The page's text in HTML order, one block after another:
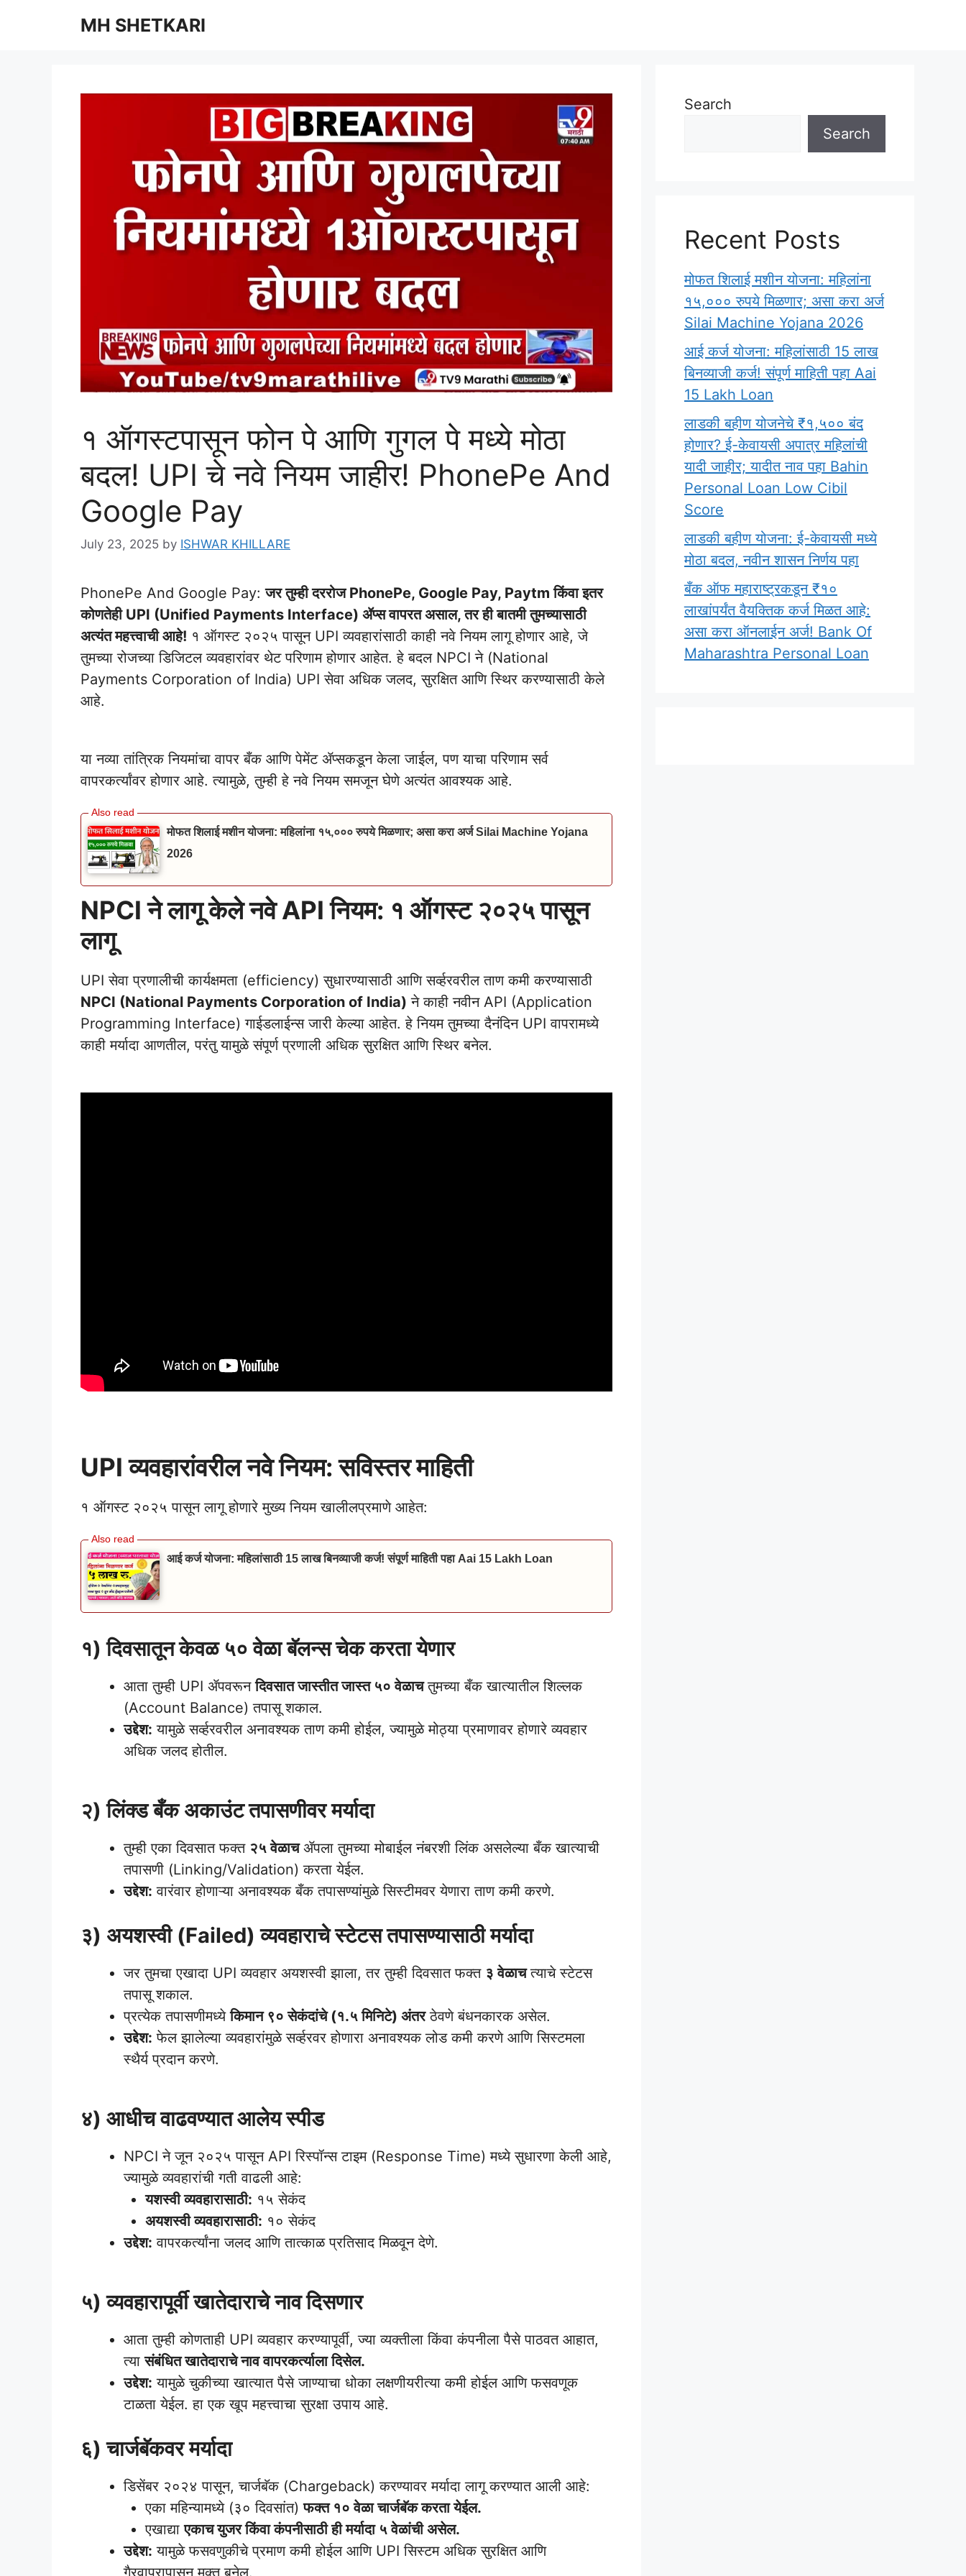
MH SHETKARI
१ ऑगस्टपासून फोन पे आणि गुगल पे मध्ये मोठा
बदल! UPI चे नवे नियम जाहीर! PhonePe And
Google Pay
July 23, 2025 by ISHWAR KHILLARE
PhonePe And Google Pay:जर तुम्ही दररोज PhonePe, Google Pay, Paytm किंवा इतर
कोणतेही UPI (Unified Payments Interface) ॲप्स वापरत असाल, तर ही बातमी तुमच्यासाठी
अत्यंत महत्त्वाची आहे! १ ऑगस्ट २०२५ पासून UPI व्यवहारांसाठी काही नवे नियम लागू होणार आहे, जे
तुमच्या रोजच्या डिजिटल व्यवहारांवर थेट परिणाम होणार आहेत. हे बदल NPCI ने (National
Payments Corporation of India) UPI सेवा अधिक जलद, सुरक्षित आणि स्थिर करण्यासाठी केले
आहे.
या नव्या तांत्रिक नियमांचा वापर बँक आणि पेमेंट ॲप्सकडून केला जाईल, पण याचा परिणाम सर्व
वापरकर्त्यांवर होणार आहे. त्यामुळे, तुम्ही हे नवे नियम समजून घेणे अत्यंत आवश्यक आहे.
मोफत शिलाई मशीन योजना: महिलांना १५,००० रुपये मिळणार; असा करा अर्ज Silai Machine Yojana
2026
NPCI ने लागू केले नवे API नियम: १ ऑगस्ट २०२५ पासून
लागू
UPI सेवा प्रणालीची कार्यक्षमता (efficiency) सुधारण्यासाठी आणि सर्व्हरवरील ताण कमी करण्यासाठी
NPCI (National Payments Corporation of India) ने काही नवीन API (Application
Programming Interface) गाईडलाईन्स जारी केल्या आहेत. हे नियम तुमच्या दैनंदिन UPI वापरामध्ये
काही मर्यादा आणतील, परंतु यामुळे संपूर्ण प्रणाली अधिक सुरक्षित आणि स्थिर बनेल.
UPI व्यवहारांवरील नवे नियम: सविस्तर माहिती
१ ऑगस्ट २०२५ पासून लागू होणारे मुख्य नियम खालीलप्रमाणे आहेत:
आई कर्ज योजना: महिलांसाठी 15 लाख बिनव्याजी कर्ज! संपूर्ण माहिती पहा Aai 15 Lakh Loan
१) दिवसातून केवळ ५० वेळा बॅलन्स चेक करता येणार
आता तुम्ही UPI ॲपवरूनदिवसात जास्तीत जास्त ५० वेळाचतुमच्या बँक खात्यातील शिल्लक
(Account Balance) तपासू शकाल.
उद्देश: यामुळे सर्व्हरवरील अनावश्यक ताण कमी होईल, ज्यामुळे मोठ्या प्रमाणावर होणारे व्यवहार
अधिक जलद होतील.
२) लिंक्ड बँक अकाउंट तपासणीवर मर्यादा
तुम्ही एका दिवसात फक्त २५ वेळाचॲपला तुमच्या मोबाईल नंबरशी लिंक असलेल्या बँक खात्याची
तपासणी (Linking/Validation) करता येईल.
उद्देश: वारंवार होणाऱ्या अनावश्यक बँक तपासण्यांमुळे सिस्टीमवर येणारा ताण कमी करणे.
३) अयशस्वी (Failed) व्यवहाराचे स्टेटस तपासण्यासाठी मर्यादा
जर तुमचा एखादा UPI व्यवहार अयशस्वी झाला, तर तुम्ही दिवसात फक्त ३ वेळाचत्याचे स्टेटस
तपासू शकाल.
प्रत्येक तपासणीमध्येकिमान ९० सेकंदांचे (१.५ मिनिटे) अंतरठेवणे बंधनकारक असेल.
उद्देश: फेल झालेल्या व्यवहारांमुळे सर्व्हरवर होणारा अनावश्यक लोड कमी करणे आणि सिस्टमला
स्थैर्य प्रदान करणे.
४) आधीच वाढवण्यात आलेय स्पीड
NPCI ने जून २०२५ पासून API रिस्पॉन्स टाइम (Response Time) मध्ये सुधारणा केली आहे,
ज्यामुळे व्यवहारांची गती वाढली आहे:
यशस्वी व्यवहारासाठी: १५ सेकंद
अयशस्वी व्यवहारासाठी: १० सेकंद
उद्देश: वापरकर्त्यांना जलद आणि तात्काळ प्रतिसाद मिळवून देणे.
५) व्यवहारापूर्वी खातेदाराचे नाव दिसणार
आता तुम्ही कोणताही UPI व्यवहार करण्यापूर्वी, ज्या व्यक्तीला किंवा कंपनीला पैसे पाठवत आहात,
त्यासंबंधित खातेदाराचे नाव वापरकर्त्याला दिसेल.
उद्देश: यामुळे चुकीच्या खात्यात पैसे जाण्याचा धोका लक्षणीयरीत्या कमी होईल आणि फसवणूक
टाळता येईल. हा एक खूप महत्त्वाचा सुरक्षा उपाय आहे.
६) चार्जबॅकवर मर्यादा
डिसेंबर २०२४ पासून, चार्जबॅक (Chargeback) करण्यावर मर्यादा लागू करण्यात आली आहे:
एका महिन्यामध्ये (३० दिवसांत)फक्त १० वेळा चार्जबॅक करता येईल.
एखाद्याएकाच युजर किंवा कंपनीसाठी ही मर्यादा ५ वेळांची असेल.
उद्देश: यामुळे फसवणुकीचे प्रमाण कमी होईल आणि UPI सिस्टम अधिक सुरक्षित आणि
Search
Search
Recent Posts
मोफत शिलाई मशीन योजना: महिलांना
१५,००० रुपये मिळणार; असा करा अर्ज
Silai Machine Yojana 2026
आई कर्ज योजना: महिलांसाठी 15 लाख
बिनव्याजी कर्ज! संपूर्ण माहिती पहा Aai
15 Lakh Loan
लाडकी बहीण योजनेचे ₹१,५०० बंद
होणार? ई-केवायसी अपात्र महिलांची
यादी जाहीर; यादीत नाव पहा Bahin
Personal Loan Low Cibil
Score
लाडकी बहीण योजना: ई-केवायसी मध्ये
मोठा बदल, नवीन शासन निर्णय पहा
बँक ऑफ महाराष्ट्रकडून ₹१०
लाखांपर्यंत वैयक्तिक कर्ज मिळत आहे:
असा करा ऑनलाईन अर्ज! Bank Of
Maharashtra Personal Loan